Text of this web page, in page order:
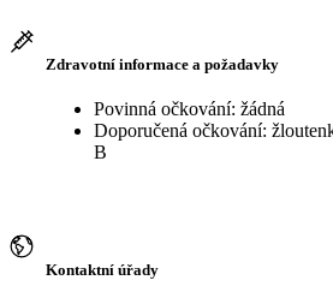
Zdravotní informace a požadavky
Povinná očkování: žádná
Doporučená očkování:
B
Kontaktní úřady